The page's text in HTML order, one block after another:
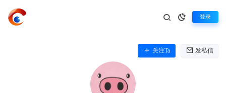
登录
关注Ta 发私信